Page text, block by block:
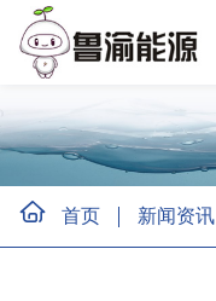
首页 新闻资讯